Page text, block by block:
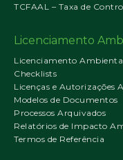
TCFAAL – Taxa de
Licenciamento
Licenciamento
Checklists
Licenças e Autorizações
Modelos de Documentos
Processos Arquivados
Relatórios de Impacto
Termos de Referência